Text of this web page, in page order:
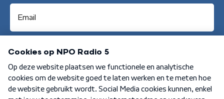
Aanmelden
Algemene voorwaarden